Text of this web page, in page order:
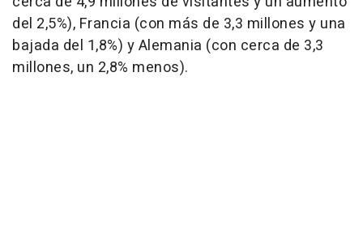
del 2,5%), Francia (con más de 3,3 millones y una
bajada del 1,8%) y Alemania (con cerca de 3,3
millones, un 2,8% menos).